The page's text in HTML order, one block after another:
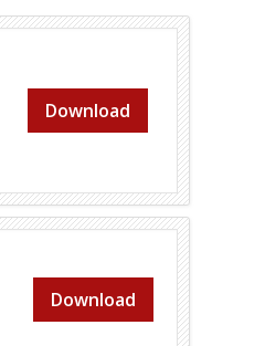
Download
Download